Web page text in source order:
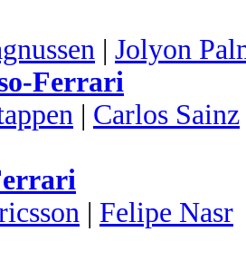
| Jolyon
Ferrari
| Carlos Sainz
| Felipe Nasr